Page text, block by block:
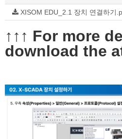
XISOM EDU_2.1 장치 연결하기
​↑↑↑ For more
download the